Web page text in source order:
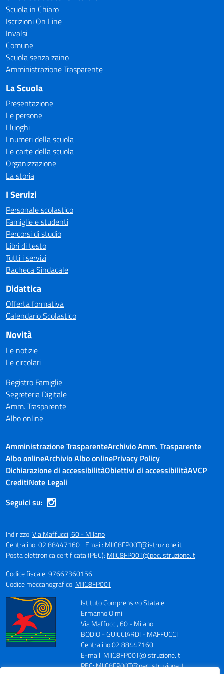
Scuola in Chiaro
Iscrizioni On Line
Invalsi
Comune
Scuola senza zaino
Amministrazione Trasparente
La Scuola
Presentazione
Le persone
I luoghi
I numeri della scuola
Le carte della scuola
Organizzazione
La storia
I Servizi
Personale scolastico
Famiglie e studenti
Percorsi di studio
Libri di testo
Tutti i servizi
Bacheca Sindacale
Didattica
Offerta formativa
Calendario Scolastico
Novità
Le notizie
Le circolari
Registro Famiglie
Segreteria Digitale
Amm. Trasparente
Albo online
Amministrazione TrasparenteArchivio Amm. Trasparente
Albo onlineArchivio Albo onlinePrivacy Policy
Dichiarazione di accessibilitàObiettivi di accessibilitàAVCP
CreditiNote Legali
Seguici su:
Indirizzo:Via Maffucci, 60 - Milano
Centralino:02 88447160 Email: MIIC8FP00T@istruzione.it
Posta elettronica certificata (PEC): MIIC8FP00T@pec.istruzione.it
Codice fiscale: 97667360156
Codice meccanografico: MIIC8FP00T
Istituto Comprensivo Statale
Ermanno Olmi
Via Maffucci, 60 - Milano
BODIO - GUICCIARDI - MAFFUCCI
Centralino 02 88447160
E-mail: MIIC8FP00T@istruzione.it
PEC: MIIC8FP00T@pec.istruzione.it